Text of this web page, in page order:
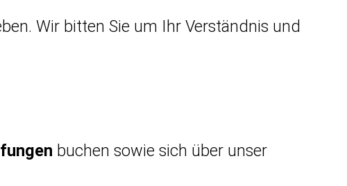
Wir bitten Sie um Ihr Verständnis und
buchen sowie sich über unser